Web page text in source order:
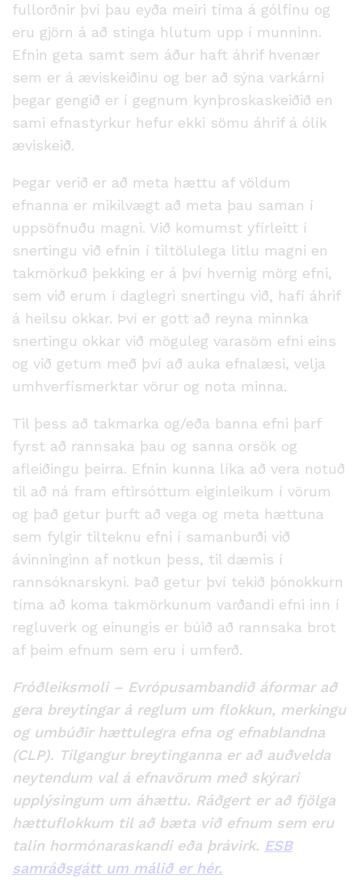
fullorðnir því þau eyða meiri tíma á gólfinu og
eru gjörn á að stinga hlutum upp í munninn.
Efnin geta samt sem áður haft áhrif hvenær
sem er á æviskeiðinu og ber að sýna varkárni
þegar gengið er í gegnum kynþroskaskeiðið en
sami efnastyrkur hefur ekki sömu áhrif á ólík
æviskeið.
Þegar verið er að meta hættu af völdum
efnanna er mikilvægt að meta þau saman í
uppsöfnuðu magni. Við komumst yfirleitt í
snertingu við efnin í tiltölulega litlu magni en
takmörkuð þekking er á því hvernig mörg efni,
sem við erum í daglegri snertingu við, hafi áhrif
á heilsu okkar. Því er gott að reyna minnka
snertingu okkar við möguleg varasöm efni eins
og við getum með því að auka efnalæsi, velja
umhverfismerktar vörur og nota minna.
Til þess að takmarka og/eða banna efni þarf
fyrst að rannsaka þau og sanna orsök og
afleiðingu þeirra. Efnin kunna líka að vera notuð
til að ná fram eftirsóttum eiginleikum í vörum
og það getur þurft að vega og meta hættuna
sem fylgir tilteknu efni í samanburði við
ávinninginn af notkun þess, til dæmis í
rannsóknarskyni. Það getur því tekið þónokkurn
tíma að koma takmörkunum varðandi efni inn í
regluverk og einungis er búið að rannsaka brot
af þeim efnum sem eru í umferð.
Fróðleiksmoli – Evrópusambandið áformar að
gera breytingar á reglum um flokkun, merkingu
og umbúðir hættulegra efna og efnablandna
(CLP). Tilgangur breytinganna er að auðvelda
neytendum val á efnavörum með skýrari
upplýsingum um áhættu. Ráðgert er að fjölga
hættuflokkum til að bæta við efnum sem eru
talin hormónaraskandi eða þrávirk. ESB
samráðsgátt um málið er hér.